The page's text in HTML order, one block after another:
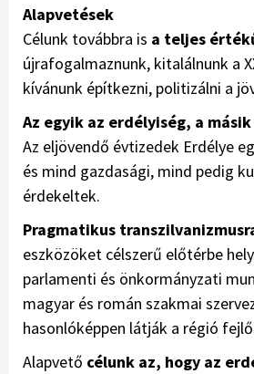
Alapvetések
Célunk továbbra is a teljes
újrafogalmaznunk, kitalálnunk a
kívánunk építkezni, politizálni a
Az egyik az erdélyiség, a
Az eljövendő évtizedek Erdélye
és mind gazdasági, mind pedig
érdekeltek.
Pragmatikus
eszközöket célszerű előtérbe
parlamenti és önkormányzati
magyar és román szakmai
hasonlóképpen látják a régió
Alapvető célunk az, hogy az